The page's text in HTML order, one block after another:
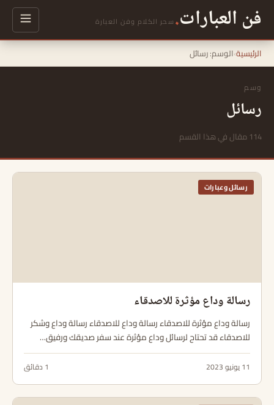
فن العبارات. سحر الكلام وفن العبارة
الرئيسية›الوسم:رسائل
وسم
رسائل
114 مقال في هذا القسم
رسائل وعبارات
رسالة وداع مؤثرة للاصدقاء
رسالة وداع مؤثرة للاصدقاء رسالة وداع للاصدقاء رسالة وداع وشكر
للاصدقاء قد تحتاح لرسائل وداع مؤثرة عند سفر صديقك ورفيق…
11 يونيو 2023 1 دقائق